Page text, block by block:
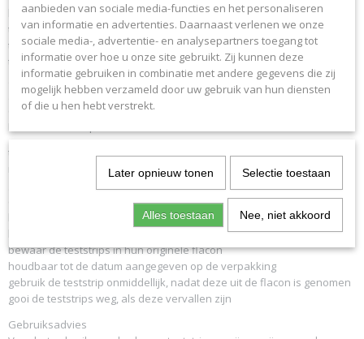
benodigde hoeveelheid bloed 0.6µl
teststrip zuigt bloed/controlevloeistof op
testduur 5 seconden
te gebruiken met de Contour bloedglucosemeter
geen codering nodig
geen interferentie van galactose, maltose, paracetamol, hematocriet
etc.
teststrips bewaren bij een temperatuur tussen +2°C en +32°C
een relatieve luchtvochtigheid tussen 10% en 90%
bewaar de teststrips nooit bij een hoge temperatuur of hoge
luchtvochtigheid zoals bv. in de badkamer of de keuken
bewaar de teststrips in hun originele flacon
houdbaar tot de datum aangegeven op de verpakking
gebruik de teststrip onmiddellijk, nadat deze uit de flacon is genomen
gooi de teststrips weg, als deze vervallen zijn
Gebruiksadvies
aanbieden van sociale media-functies en het personaliseren
van informatie en advertenties. Daarnaast verlenen we onze
sociale media-, advertentie- en analysepartners toegang tot
informatie over hoe u onze site gebruikt. Zij kunnen deze
informatie gebruiken in combinatie met andere gegevens die zij
mogelijk hebben verzameld door uw gebruik van hun diensten
of die u hen hebt verstrekt.
Later opnieuw tonen Selectie toestaan
Alles toestaan Nee, niet akkoord